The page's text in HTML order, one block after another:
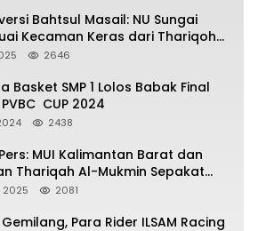
Bahtsul Masail: NU Sungai
Kecaman Keras dari Thariqoh
2646
Basket SMP 1 Lolos Babak Final
CUP 2024
2438
MUI Kalimantan Barat dan
Thariqah Al-Mukmin Sepakat
2025 2081
Para Rider ILSAM Racing